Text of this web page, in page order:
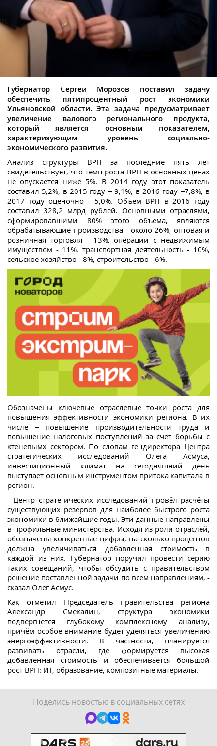
Губернатор Сергей Морозов поставил задачу
обеспечить пятипроцентный рост экономики
Ульяновской области. Эта задача предусматривает
увеличение валового регионального продукта,
который является основным показателем,
характеризующим уровень социально-
экономического развития.
Анализ структуры ВРП за последние пять лет
свидетельствует, что темп роста ВРП в основных ценах
не опускается ниже 5%. В 2014 году этот показатель
составил 5,2%, в 2015 году – 9,1%, в 2016 году –7,8%, в
2017 году оценочно - 5,0%. Объем ВРП в 2016 году
составил 328,2 млрд рублей. Основными отраслями,
сформировавшими 80% этого объёма, являются
обрабатывающие производства - около 26%, оптовая и
розничная торговля - 13%, операции с недвижимым
имуществом - 11%, транспортная деятельность - 10%,
сельское хозяйство - 8%, строительство - 6%.
Обозначены ключевые отраслевые точки роста для
повышения эффективности экономики региона. В их
числе – повышение производительности труда и
повышение налоговых поступлений за счет борьбы с
«теневым» сектором. По словам гендиректора Центра
стратегических исследований Олега Асмуса,
инвестиционный климат на сегодняшний день
выступает основным инструментом притока капитала в
регион.
- Центр стратегических исследований провёл расчёты
существующих резервов для наиболее быстрого роста
экономики в ближайшие годы. Эти данные направлены
в профильные министерства. Исходя из роли отраслей,
обозначены конкретные цифры, на сколько процентов
должна увеличиваться добавленная стоимость в
каждой из них. Губернатор поручил провести серию
таких совещаний, чтобы обсудить с правительством
решение поставленной задачи по всем направлениям, -
сказал Олег Асмус.
Как отметил Председатель правительства региона
Александр Смекалин, структура экономики
подвергнется глубокому комплексному анализу,
причём особое внимание будет уделяться увеличению
энергоэффективности. В частности, планируется
развивать отрасли, где формируется высокая
добавленная стоимость и обеспечивается большой
рост ВРП: ИТ, образование, композитные материалы.
Поделись новостью в социальных сетях